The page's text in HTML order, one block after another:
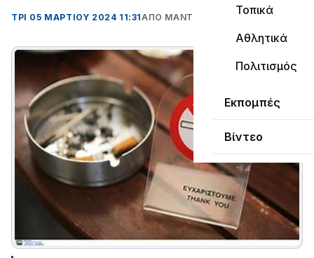
Τοπικά
Αθλητικά
Πολιτισμός
Εκπομπές
Βίντεο
ΤΡΊ 05 ΜΑΡΤΊΟΥ 2024 11:31ΑΠΌ ΜΑΝΤΩ ΚΑΠΕΝΤΖΩΝΗ